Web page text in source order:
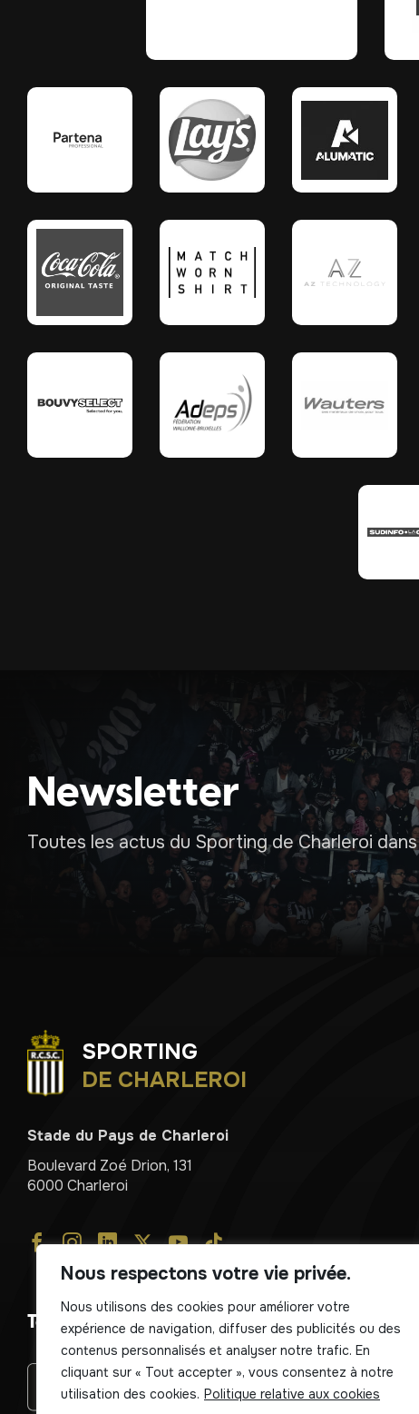
Nous respectons votre vie privée.
Nous utilisons des cookies pour améliorer votre
expérience de navigation, diffuser des publicités ou des
contenus personnalisés et analyser notre trafic. En
cliquant sur « Tout accepter », vous consentez à notre
utilisation des cookies. Politique relative aux cookies
Newsletter
Toutes les actus du Sporting de Charleroi
SPORTING
DE CHARLEROI
Stade du Pays de Charleroi
Boulevard Zoé Drion, 131
6000 Charleroi
Télécharger notre application !